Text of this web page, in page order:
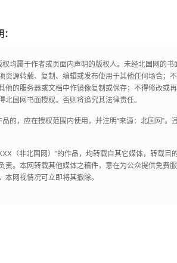
均属于作者或页面内声明的版权人。未经北国网的
资源转载、复制、编辑或发布使用于其他任何场合；
他的服务器或文档中作镜像复制或保存；不得修改或
北国网书面授权。否则将追究其法律责任。
的，应在授权范围内使用，并注明“来源：北国网”。
（非北国网）”的作品，均转载自其它媒体，转载目
责。本网转载其他媒体之稿件，意在为公众提供免费
本网视情况可立即将其撤除。